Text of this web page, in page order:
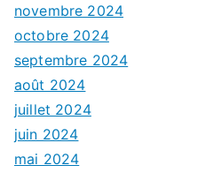
novembre 2024
octobre 2024
septembre 2024
août 2024
juillet 2024
juin 2024
mai 2024